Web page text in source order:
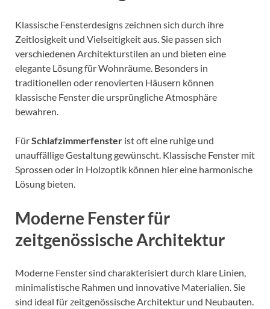
Klassische Fensterdesigns zeichnen sich durch ihre
Zeitlosigkeit und Vielseitigkeit aus. Sie passen sich
verschiedenen Architekturstilen an und bieten eine
elegante Lösung für Wohnräume. Besonders in
traditionellen oder renovierten Häusern können
klassische Fenster die ursprüngliche Atmosphäre
bewahren.
FürSchlafzimmerfenster ist oft eine ruhige und
unauffällige Gestaltung gewünscht. Klassische Fenster mit
Sprossen oder in Holzoptik können hier eine harmonische
Lösung bieten.
Moderne Fenster für
zeitgenössische Architektur
Moderne Fenster sind charakterisiert durch klare Linien,
minimalistische Rahmen und innovative Materialien. Sie
sind ideal für zeitgenössische Architektur und Neubauten.